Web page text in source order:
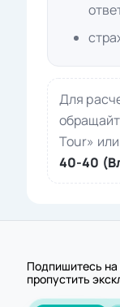
Для
Tour»
40-40
Подпишитесь
пропустить